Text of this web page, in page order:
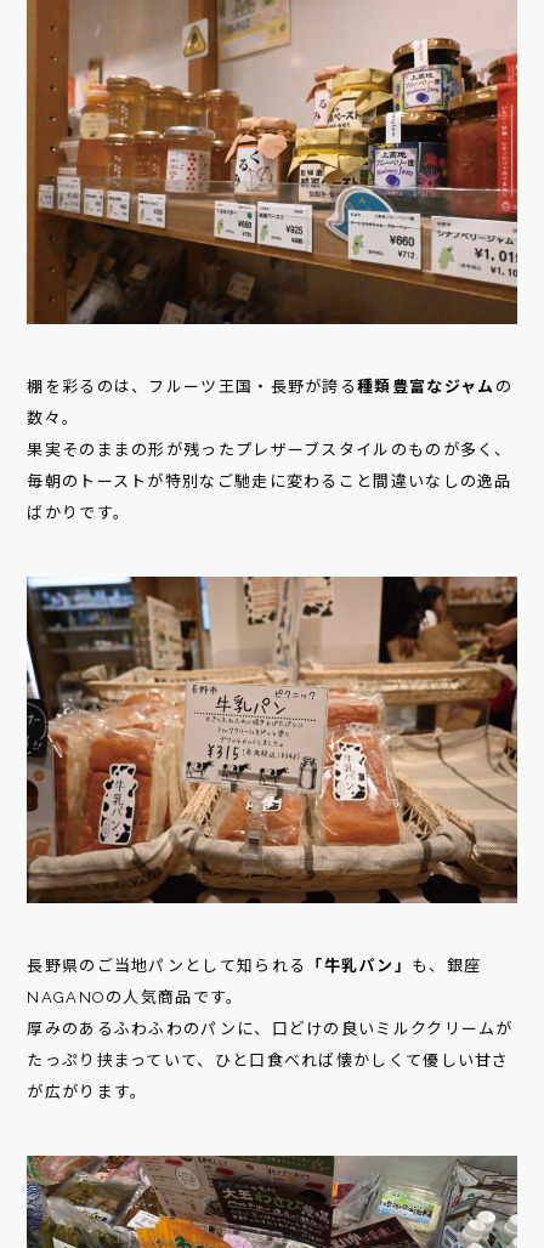
棚を彩るのは、フルーツ王国・長野が誇る種類豊富なジャム の
数々。
果実そのままの形が残ったプレザーブスタイルのものが多く、
毎朝のトーストが特別なご馳走に変わること間違いなしの逸品
ばかりです。
長野県のご当地パンとして知られる 「牛乳パン」 も、銀座
NAGANOの人気商品です。
厚みのあるふわふわのパンに、口どけの良いミルククリームが
たっぷり挟まっていて、ひと口食べれば懐かしくて優しい甘さ
が広がります。